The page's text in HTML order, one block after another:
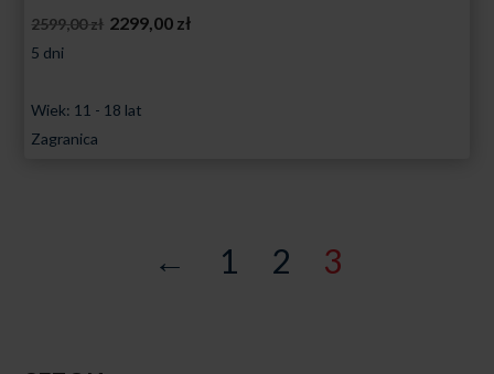
2599,00zł Pierwotna
2599,00 zł.
2299,00 złAktualna
5 dni
Wiek: 11 - 18 lat
Zagranica
← 1 2 3